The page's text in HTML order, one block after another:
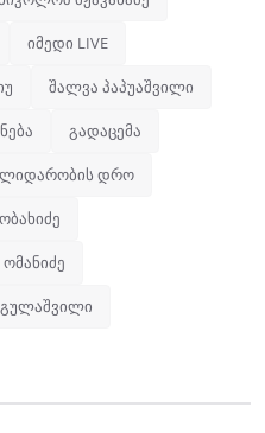
იმედი LIVE
შალვა პაპუაშვილი
გადაცემა
დრო